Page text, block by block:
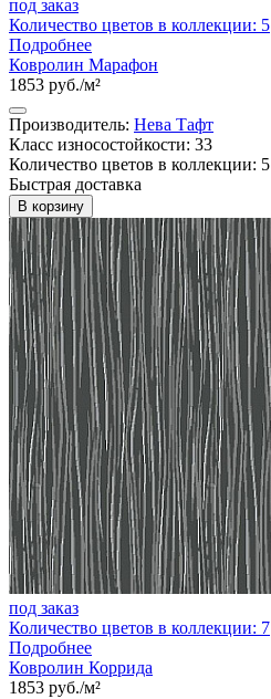
под заказ
Количество цветов в коллекции: 5
Подробнее
Ковролин Марафон
1853 руб./м²
Производитель: Нева Тафт
Класс износостойкости: 33
Количество цветов в коллекции: 5
Быстрая доставка
В корзину
под заказ
Количество цветов в коллекции: 7
Подробнее
Ковролин Коррида
1853 руб./м²